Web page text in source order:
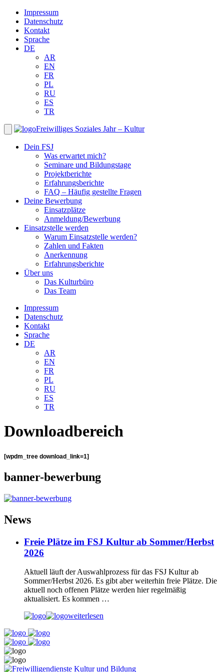
Impressum
Datenschutz
Kontakt
Sprache
DE
AR
EN
FR
PL
RU
ES
TR
Freiwilliges Soziales Jahr – Kultur
Dein FSJ
Was erwartet mich?
Seminare und Bildungstage
Projektberichte
Erfahrungsberichte
FAQ – Häufig gestellte Fragen
Deine Bewerbung
Einsatzplätze
Anmeldung/Bewerbung
Einsatzstelle werden
Warum Einsatzstelle werden?
Zahlen und Fakten
Anerkennung
Erfahrungsberichte
Über uns
Das Kulturbüro
Das Team
Impressum
Datenschutz
Kontakt
Sprache
DE
AR
EN
FR
PL
RU
ES
TR
Downloadbereich
[wpdm_tree download_link=1]
banner-bewerbung
News
Freie Plätze im FSJ Kultur ab Sommer/Herbst
2026
Aktuell läuft der Auswahlprozess für das FSJ Kultur ab
Sommer/Herbst 2026. Es gibt aber weiterhin freie Plätze. Die
aktuell noch offenen Plätze werden hier regelmäßig
aktualisiert. Es kommen …
weiterlesen